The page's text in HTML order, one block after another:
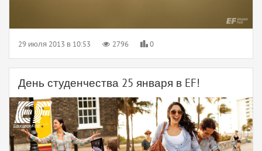
29 июля 2013 в 10:53 2796 0
День студенчества 25 января в EF!